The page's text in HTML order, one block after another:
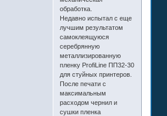
обработка.
Недавно испытал с еще
лучшим результатом
самоклеящуюся
серебрянную
металлизированную
пленку ProfiLine ПП32-30
для стуйных принтеров.
После печати с
максимальным
расходом чернил и
сушки пленка